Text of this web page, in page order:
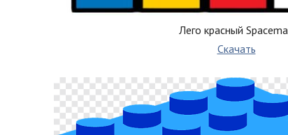
Лего красный
Скачать